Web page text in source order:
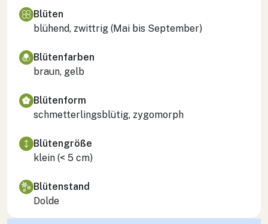
Blüten
blühend, zwittrig (Mai bis September)
Blütenfarben
braun, gelb
Blütenform
schmetterlingsblütig, zygomorph
Blütengröße
klein (< 5 cm)
Blütenstand
Dolde